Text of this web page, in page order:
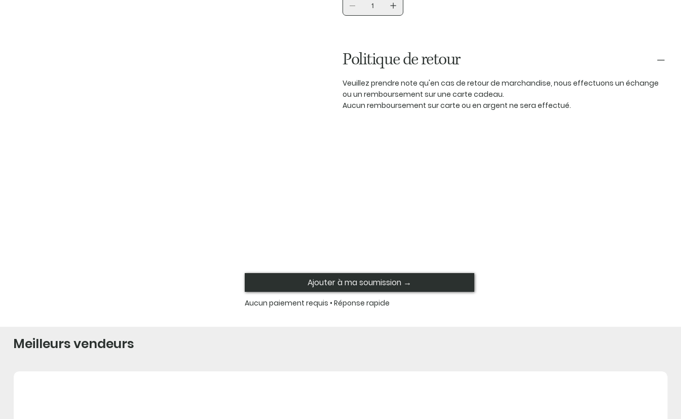
Politique de retour
Veuillez prendre note qu'en cas de retour de marchandise, nous effectuons un échange
ou un remboursement sur une carte cadeau.
Aucun remboursement sur carte ou en argent ne sera effectué.
Ajouter à ma soumission →
Aucun paiement requis • Réponse rapide
Meilleurs vendeurs